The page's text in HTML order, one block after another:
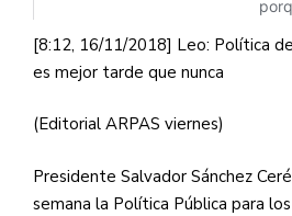
[8:12, 16/11/2018] Leo: Política
es mejor tarde que nunca
(Editorial ARPAS viernes)
Presidente Salvador Sánchez
semana la Política Pública para